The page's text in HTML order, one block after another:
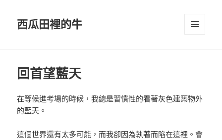
西瓜田裡的牛
回首望藍天
在等候進考場的時候，我總是習慣性的看著灰色建築物外
的藍天。
這個世界還有太多可能，而我卻因為執著而陷在這裡。會